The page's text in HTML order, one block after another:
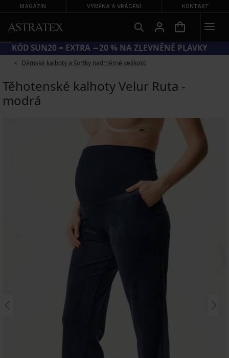
MAGAZÍN VÝMĚNA A VRÁCENÍ KONTAKT
KÓD SUN20 = EXTRA −20 % NA ZLEVNĚNÉ PLAVKY
Dámské kalhoty a šortky nadměrné velikosti
Těhotenské kalhoty Velur Ruta -
modrá